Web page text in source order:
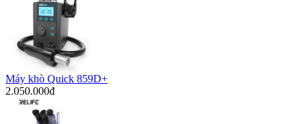
Máy khò Quick 859D+
2.050.000đ